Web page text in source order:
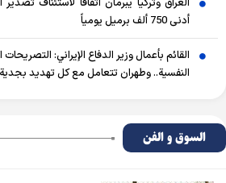
العراق وتركيا يبرمان اتفاقاً لاستئناف
أدنى 750 ألف برميل يومياً
القائم بأعمال وزير الدفاع الإيراني:
النفسية.. وطهران تتعامل مع كل تهديد بجدية
السوق و الفن